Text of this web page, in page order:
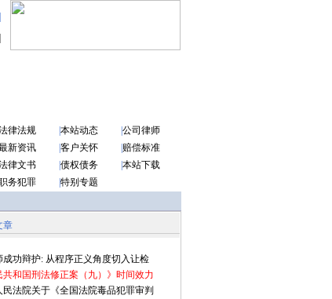
律法规 本站动态
公司律师
新资讯 客户关怀
赔偿标准
律文书 债权债务
本站下载
务犯罪
特别专题
章
成功辩护: 从程序正义角度切入让检
共和国刑法修正案（九）》时间效力
民法院关于《全国法院毒品犯罪审判